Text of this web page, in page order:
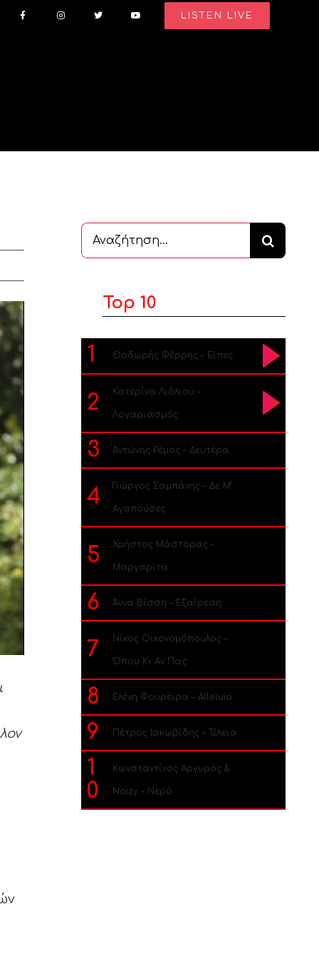
LISTEN LIVE
Αναζήτηση
...
Top 10
1 Θοδωρής Φέρρης – Είπες
2 Κατερίνα Λιόλιου –
Λογαριασμός
3 Αντώνης Ρέμος – Δευτέρα
4 Γιώργος Σαμπάνης – Δε Μ’
Αγαπούσες
5 Χρήστος Μάστορας –
Μαργαρίτα
6 Άννα Βίσση – Εξαίρεση
7 Νίκος Οικονομόπουλος –
Όπου Κι Αν Πας
8 Ελένη Φουρέιρα – Alleluia
9 Πέτρος Ιακωβίδης – Τέλεια
1
0
Κωνσταντίνος Αργυρός &
Noizy – Νερό